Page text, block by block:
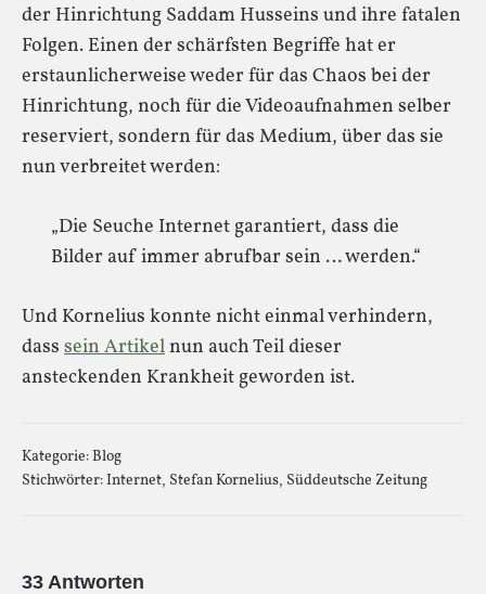
der Hinrichtung Saddam Husseins und ihre fatalen
Folgen. Einen der schärfsten Begriffe hat er
erstaunlicherweise weder für das Chaos bei der
Hinrichtung, noch für die Videoaufnahmen selber
reserviert, sondern für das Medium, über das sie
nun verbreitet werden:
„Die Seuche Internet garantiert, dass die
Bilder auf immer abrufbar sein … werden.“
Und Kornelius konnte nicht einmal verhindern,
dass sein Artikelnun auch Teil dieser
ansteckenden Krankheit geworden ist.
Kategorie:Blog
Stichwörter:Internet, Stefan Kornelius, Süddeutsche Zeitung
33 Antworten